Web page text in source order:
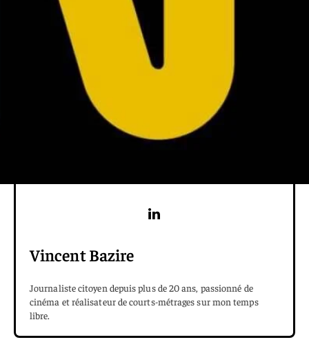
Vincent Bazire
Journaliste citoyen depuis plus de 20 ans, passionné de
cinéma et réalisateur de courts-métrages sur mon temps
libre.